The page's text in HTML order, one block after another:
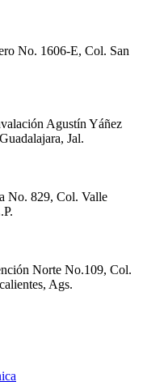
No. 1606-E, Col. San
Agustín Yáñez
Jal.
No. 829, Col. Valle
Norte No.109, Col.
Ags.